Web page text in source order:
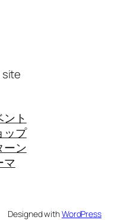
ント
ップ
ーン
マ
Designed withWordPress